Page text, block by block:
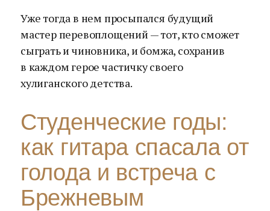
Уже тогда в нем просыпался будущий
мастер перевоплощений — тот, кто сможет
сыграть и чиновника, и бомжа, сохранив
в каждом герое частичку своего
хулиганского детства.
Студенческие годы:
как гитара спасала от
голода и встреча с
Брежневым